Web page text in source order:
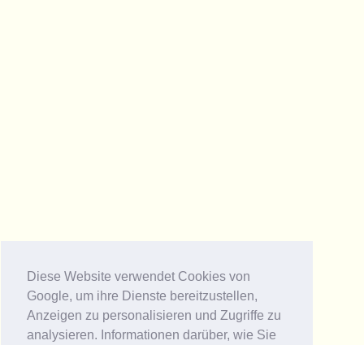
Diese Website verwendet Cookies von
Google, um ihre Dienste bereitzustellen,
Anzeigen zu personalisieren und Zugriffe zu
analysieren. Informationen darüber, wie Sie